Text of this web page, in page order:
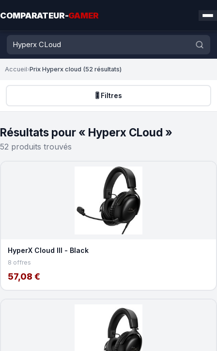
COMPARATEUR-GAMER
Accueil›Prix Hyperx cloud (52 résultats)
🎚️ Filtres
Résultats pour « Hyperx CLoud »
52 produits trouvés
HyperX Cloud III - Black
8 offres
57,08 €